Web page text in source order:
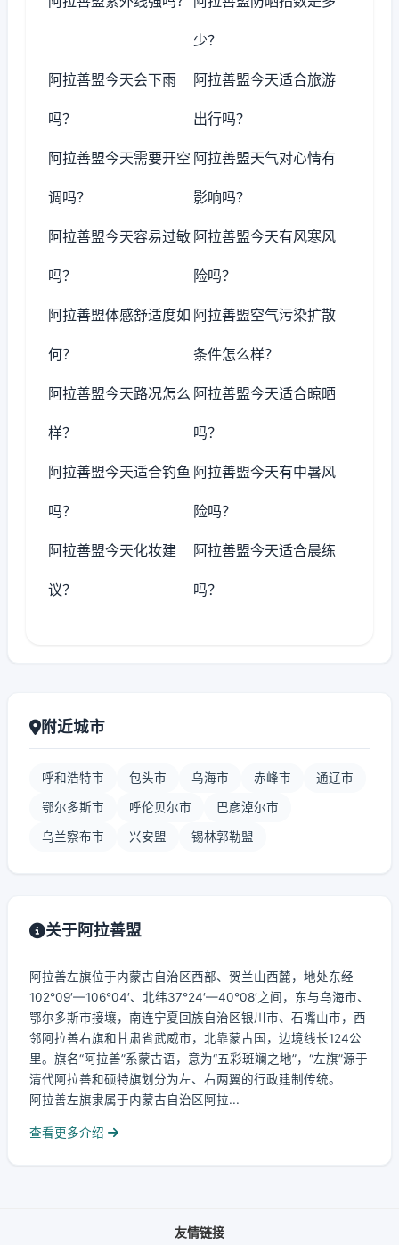
少？
阿拉善盟今天会下雨
吗？
阿拉善盟今天适合旅游
出行吗？
阿拉善盟今天需要开空
调吗？
阿拉善盟天气对心情有
影响吗？
阿拉善盟今天容易过敏
吗？
阿拉善盟今天有风寒风
险吗？
阿拉善盟体感舒适度如
何？
阿拉善盟空气污染扩散
条件怎么样？
阿拉善盟今天路况怎么
样？
阿拉善盟今天适合晾晒
吗？
阿拉善盟今天适合钓鱼
吗？
阿拉善盟今天有中暑风
险吗？
阿拉善盟今天化妆建
议？
阿拉善盟今天适合晨练
吗？
附近城市
呼和浩特市 包头市 乌海市 赤峰市 通辽市
鄂尔多斯市 呼伦贝尔市 巴彦淖尔市
乌兰察布市 兴安盟 锡林郭勒盟
关于阿拉善盟
阿拉善左旗位于内蒙古自治区西部、贺兰山西麓，地处东经
102°09′—106°04′、北纬37°24′—40°08′之间，东与乌海市、
鄂尔多斯市接壤，南连宁夏回族自治区银川市、石嘴山市，西
邻阿拉善右旗和甘肃省武威市，北靠蒙古国，边境线长124公
里。旗名“阿拉善”系蒙古语，意为“五彩斑斓之地”，“左旗”源于
清代阿拉善和硕特旗划分为左、右两翼的行政建制传统。
阿拉善左旗隶属于内蒙古自治区阿拉...
查看更多介绍
友情链接